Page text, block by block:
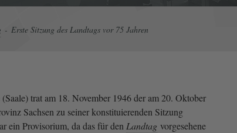
Erste Sitzung des Landtags vor 75 Jahren
trat am 18. November 1946 der am 20. Oktober
Sachsen zu seiner konstituierenden Sitzung
ein Provisorium, da das für den Landtag vorgesehene